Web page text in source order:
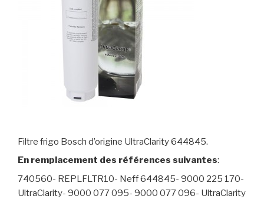
Filtre frigo Bosch d’origine UltraClarity 644845.
En remplacement des références suivantes:
740560- REPLFLTR10- Neff 644845- 9000 225 170-
UltraClarity- 9000 077 095- 9000 077 096- UltraClarity